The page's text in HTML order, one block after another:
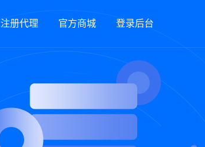
注册代理 官方商城 登录后台